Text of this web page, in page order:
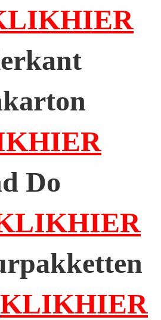
Do
KLIKHIER